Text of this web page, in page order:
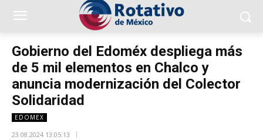
Gobierno del Edoméx despliega más
de 5 mil elementos en Chalco y
anuncia modernización del Colector
Solidaridad
EDOMEX
23.08.2024 13:05:13